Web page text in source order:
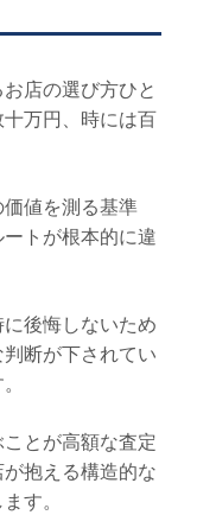
店の選び方ひと
万円、時には百
値を測る基準
トが根本的に違
後悔しないため
断が下されてい
とが高額な査定
抱える構造的な
す。